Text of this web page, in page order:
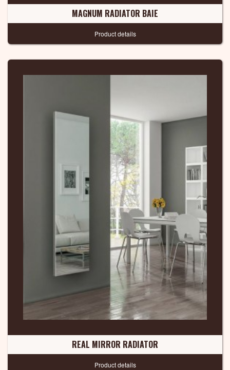
MAGNUM RADIATOR BAIE
Product details
REAL MIRROR RADIATOR
Product details